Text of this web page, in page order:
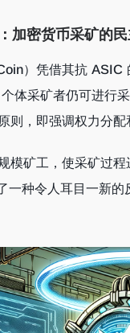
加密货币采矿的
）凭借其抗 ASIC
体采矿者仍可进行
则，即强调权力分配
模矿工，使采矿过
一种令人耳目一新